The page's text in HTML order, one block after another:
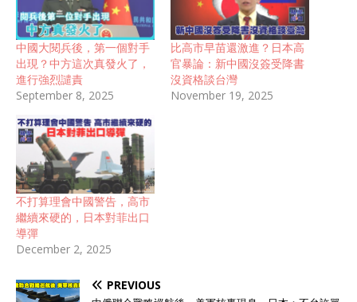
中國大閱兵後，第一個對手
出現？中方這次真發火了，
進行強烈譴責
September 8, 2025
比高市早苗還激進？日本高
官暴論：新中國沒簽受降書
沒資格談台灣
November 19, 2025
不打算理會中國警告，高市
繼續來硬的，日本對菲出口
導彈
December 2, 2025
PREVIOUS